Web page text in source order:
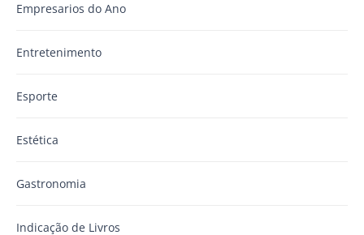
Empresarios do Ano
Entretenimento
Esporte
Estética
Gastronomia
Indicação de Livros